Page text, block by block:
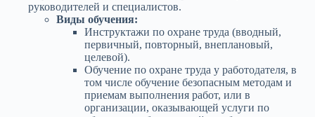
руководителей и специалистов.
Виды обучения:
Инструктажи по охране труда (вводный,
первичный, повторный, внеплановый,
целевой).
Обучение по охране труда у работодателя, в
том числе обучение безопасным методам и
приемам выполнения работ, или в
организации, оказывающей услуги по